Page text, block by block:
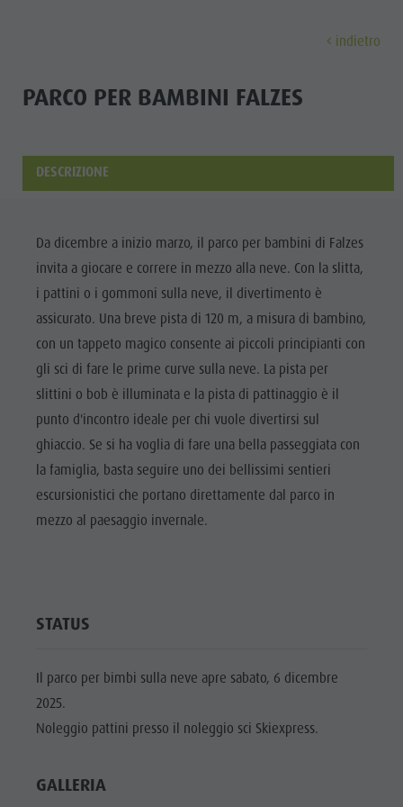
MUSEI
ATTRAZIONI
LOCALITÀ E
DINTORNI
TRADIZIONE E
ARTIGIANATO
Scopri
Tutti gli
eventi
Benessere
Famiglia &
bambini
Guida A-Z
Attrazioni
Località e dintorni
Highlight Events
Tutti gli eventi
Benessere
Famiglia & bambini
Guida A-Z
Escursioni
Sentieri tematici
Golf
Parapendio
Volo in mongolfiera
Rafting & Canyoning
Arrampicare
Cavalcare
Tennis
Nuotare
Panoramica dei tour
Offerte
Mobilità locale
Come arrivare
Webcam
Meteo
Contatto
Newsletter
Richiesta cataloghi
Imposta di soggiorno
Vacanza con il cane
Raccogliere funghi
Kronplatz Doctor Service
Shopping
Visite guidate
Highlight Events
Must-sees
Ritiri
indietro
PARCO PER BAMBINI FALZES
DESCRIZIONE
Da dicembre a inizio marzo, il parco per bambini di Falzes
invita a giocare e correre in mezzo alla neve. Con la slitta,
i pattini o i gommoni sulla neve, il divertimento è
assicurato. Una breve pista di 120 m, a misura di bambino,
con un tappeto magico consente ai piccoli principianti con
gli sci di fare le prime curve sulla neve. La pista per
slittini o bob è illuminata e la pista di pattinaggio è il
punto d'incontro ideale per chi vuole divertirsi sul
ghiaccio. Se si ha voglia di fare una bella passeggiata con
la famiglia, basta seguire uno dei bellissimi sentieri
escursionistici che portano direttamente dal parco in
mezzo al paesaggio invernale.
STATUS
Il parco per bimbi sulla neve apre sabato, 6 dicembre
2025.
Noleggio pattini presso il noleggio sci Skiexpress.
GALLERIA